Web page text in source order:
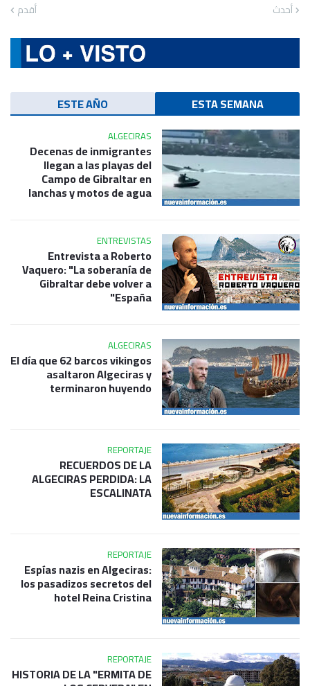
أحدث أقدم
ESTA SEMANA
ESTE AÑO
ALGECIRAS
Decenas de inmigrantes
llegan a las playas del
Campo de Gibraltar en
lanchas y motos de agua
ENTREVISTAS
Entrevista a Roberto
Vaquero: "La soberanía de
Gibraltar debe volver a
España"
ALGECIRAS
El día que 62 barcos vikingos
asaltaron Algeciras y
terminaron huyendo
REPORTAJE
RECUERDOS DE LA
ALGECIRAS PERDIDA: LA
ESCALINATA
REPORTAJE
Espías nazis en Algeciras:
los pasadizos secretos del
hotel Reina Cristina
REPORTAJE
HISTORIA DE LA "ERMITA DE